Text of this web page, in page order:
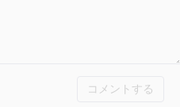
コメントする